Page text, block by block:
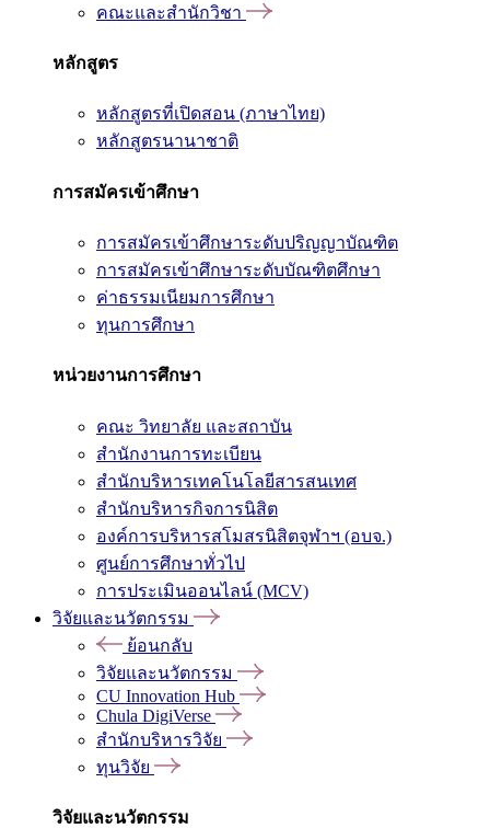
คณะและสำนักวิชา
หลักสูตร
หลักสูตรที่เปิดสอน (ภาษาไทย)
หลักสูตรนานาชาติ
การสมัครเข้าศึกษา
การสมัครเข้าศึกษาระดับปริญญาบัณฑิต
การสมัครเข้าศึกษาระดับบัณฑิตศึกษา
ค่าธรรมเนียมการศึกษา
ทุนการศึกษา
หน่วยงานการศึกษา
คณะ วิทยาลัย และสถาบัน
สำนักงานการทะเบียน
สำนักบริหารเทคโนโลยีสารสนเทศ
สำนักบริหารกิจการนิสิต
องค์การบริหารสโมสรนิสิตจุฬาฯ (อบจ.)
ศูนย์การศึกษาทั่วไป
การประเมินออนไลน์ (MCV)
วิจัยและนวัตกรรม
ย้อนกลับ
วิจัยและนวัตกรรม
CU Innovation Hub
Chula DigiVerse
สำนักบริหารวิจัย
ทุนวิจัย
วิจัยและนวัตกรรม